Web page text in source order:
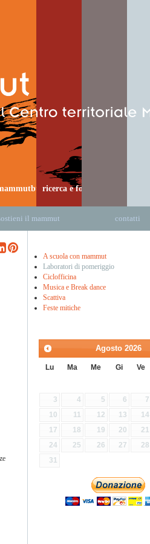
ricerca e formazione
il mammut contatti
A scuola con mammut
Laboratori di pomeriggio
Ciclofficina
Musica e Break dance
Scattiva
Feste mitiche
Agosto 2026
Lu Ma Me Gi Ve
3
4 5 6 7
10
11 12 13 14
17
18 19 20 21
24
25 26 27 28
31